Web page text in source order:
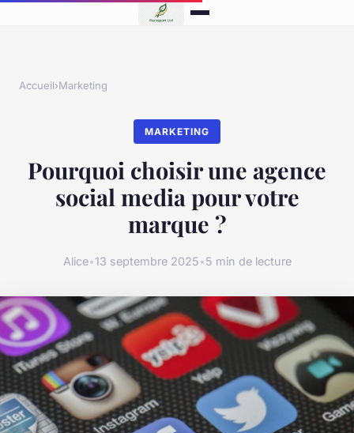
Accueil›Marketing
MARKETING
Pourquoi choisir une agence
social media pour votre
marque ?
Alice•13 septembre 2025•5 min de lecture